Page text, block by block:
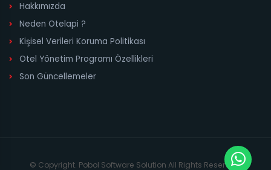
Hakkımızda
Neden Otelapi ?
Kişisel Verileri Koruma Politikası
Otel Yönetim Programı Özellikleri
Son Güncellemeler
© Copyright. Pobol Software Solution All Rights Reserved.